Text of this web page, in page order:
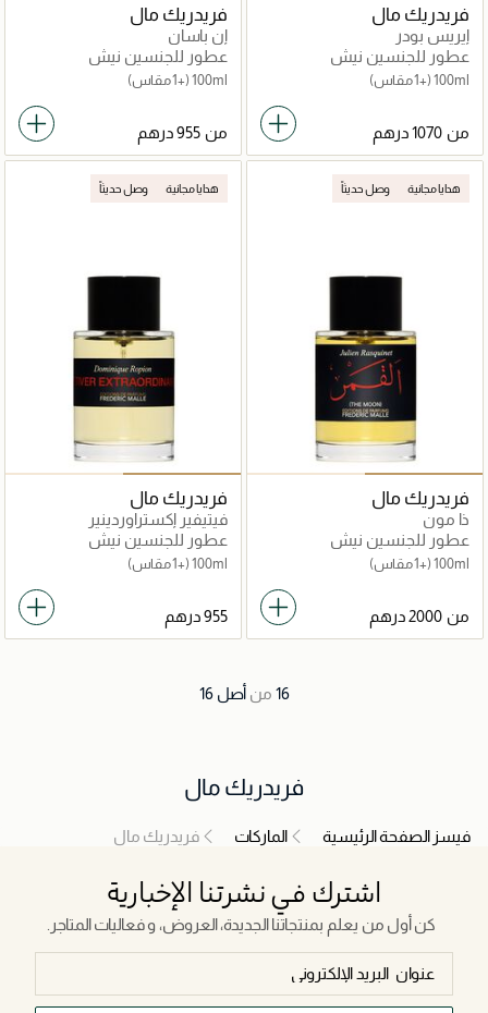
فريدريك مال
إيريس بودر
عطور للجنسين نيش
100ml (+1 مقاس)
من
فريدريك مال
إن باسان
عطور للجنسين نيش
100ml (+1 مقاس)
من
هدايا مجانية وصل حديثاً
فريدريك مال
ذا مون
عطور للجنسين نيش
100ml (+1 مقاس)
من
هدايا مجانية وصل حديثاً
فريدريك مال
فيتيفير إكستراوردينير
عطور للجنسين نيش
100ml (+1 مقاس)
16 من أصل 16
فريدريك مال
فيسز الصفحة الرئيسية الماركات فريدريك مال
اشترك في نشرتنا الإخبارية
كن أول من يعلم بمنتجاتنا الجديدة، العروض، و فعاليات المتاجر.